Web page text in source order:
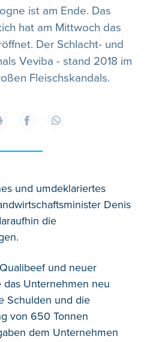
ist am Ende. Das
hat am Mittwoch das
Der Schlacht- und
Veviba - stand 2018 im
Fleischskandals.
und umdeklariertes
Denis
die
und neuer
das Unternehmen neu
Schulden und die
von 650 Tonnen
dem Unternehmen